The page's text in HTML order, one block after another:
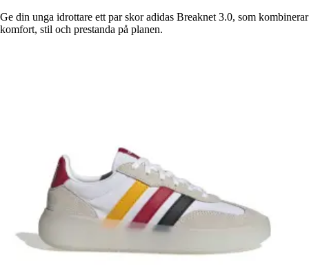
Ge din unga idrottare ett par skor adidas Breaknet 3.0, som kombinerar
komfort, stil och prestanda på planen.